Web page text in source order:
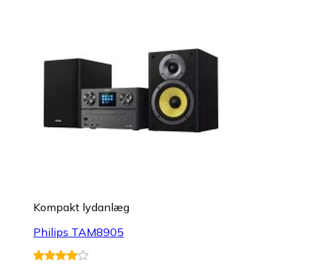
Kompakt lydanlæg
Philips TAM8905